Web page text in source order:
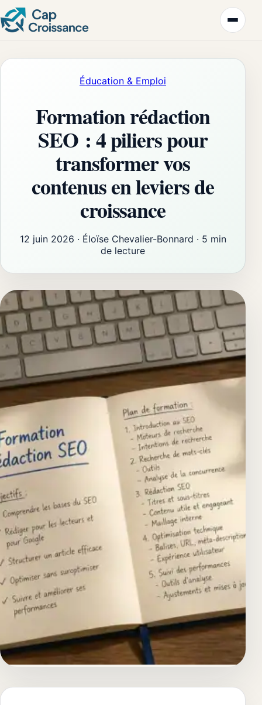
Éducation & Emploi
Formation rédaction
SEO : 4 piliers pour
transformer vos
contenus en leviers de
croissance
12 juin 2026 · Éloïse Chevalier-Bonnard · 5 min
de lecture